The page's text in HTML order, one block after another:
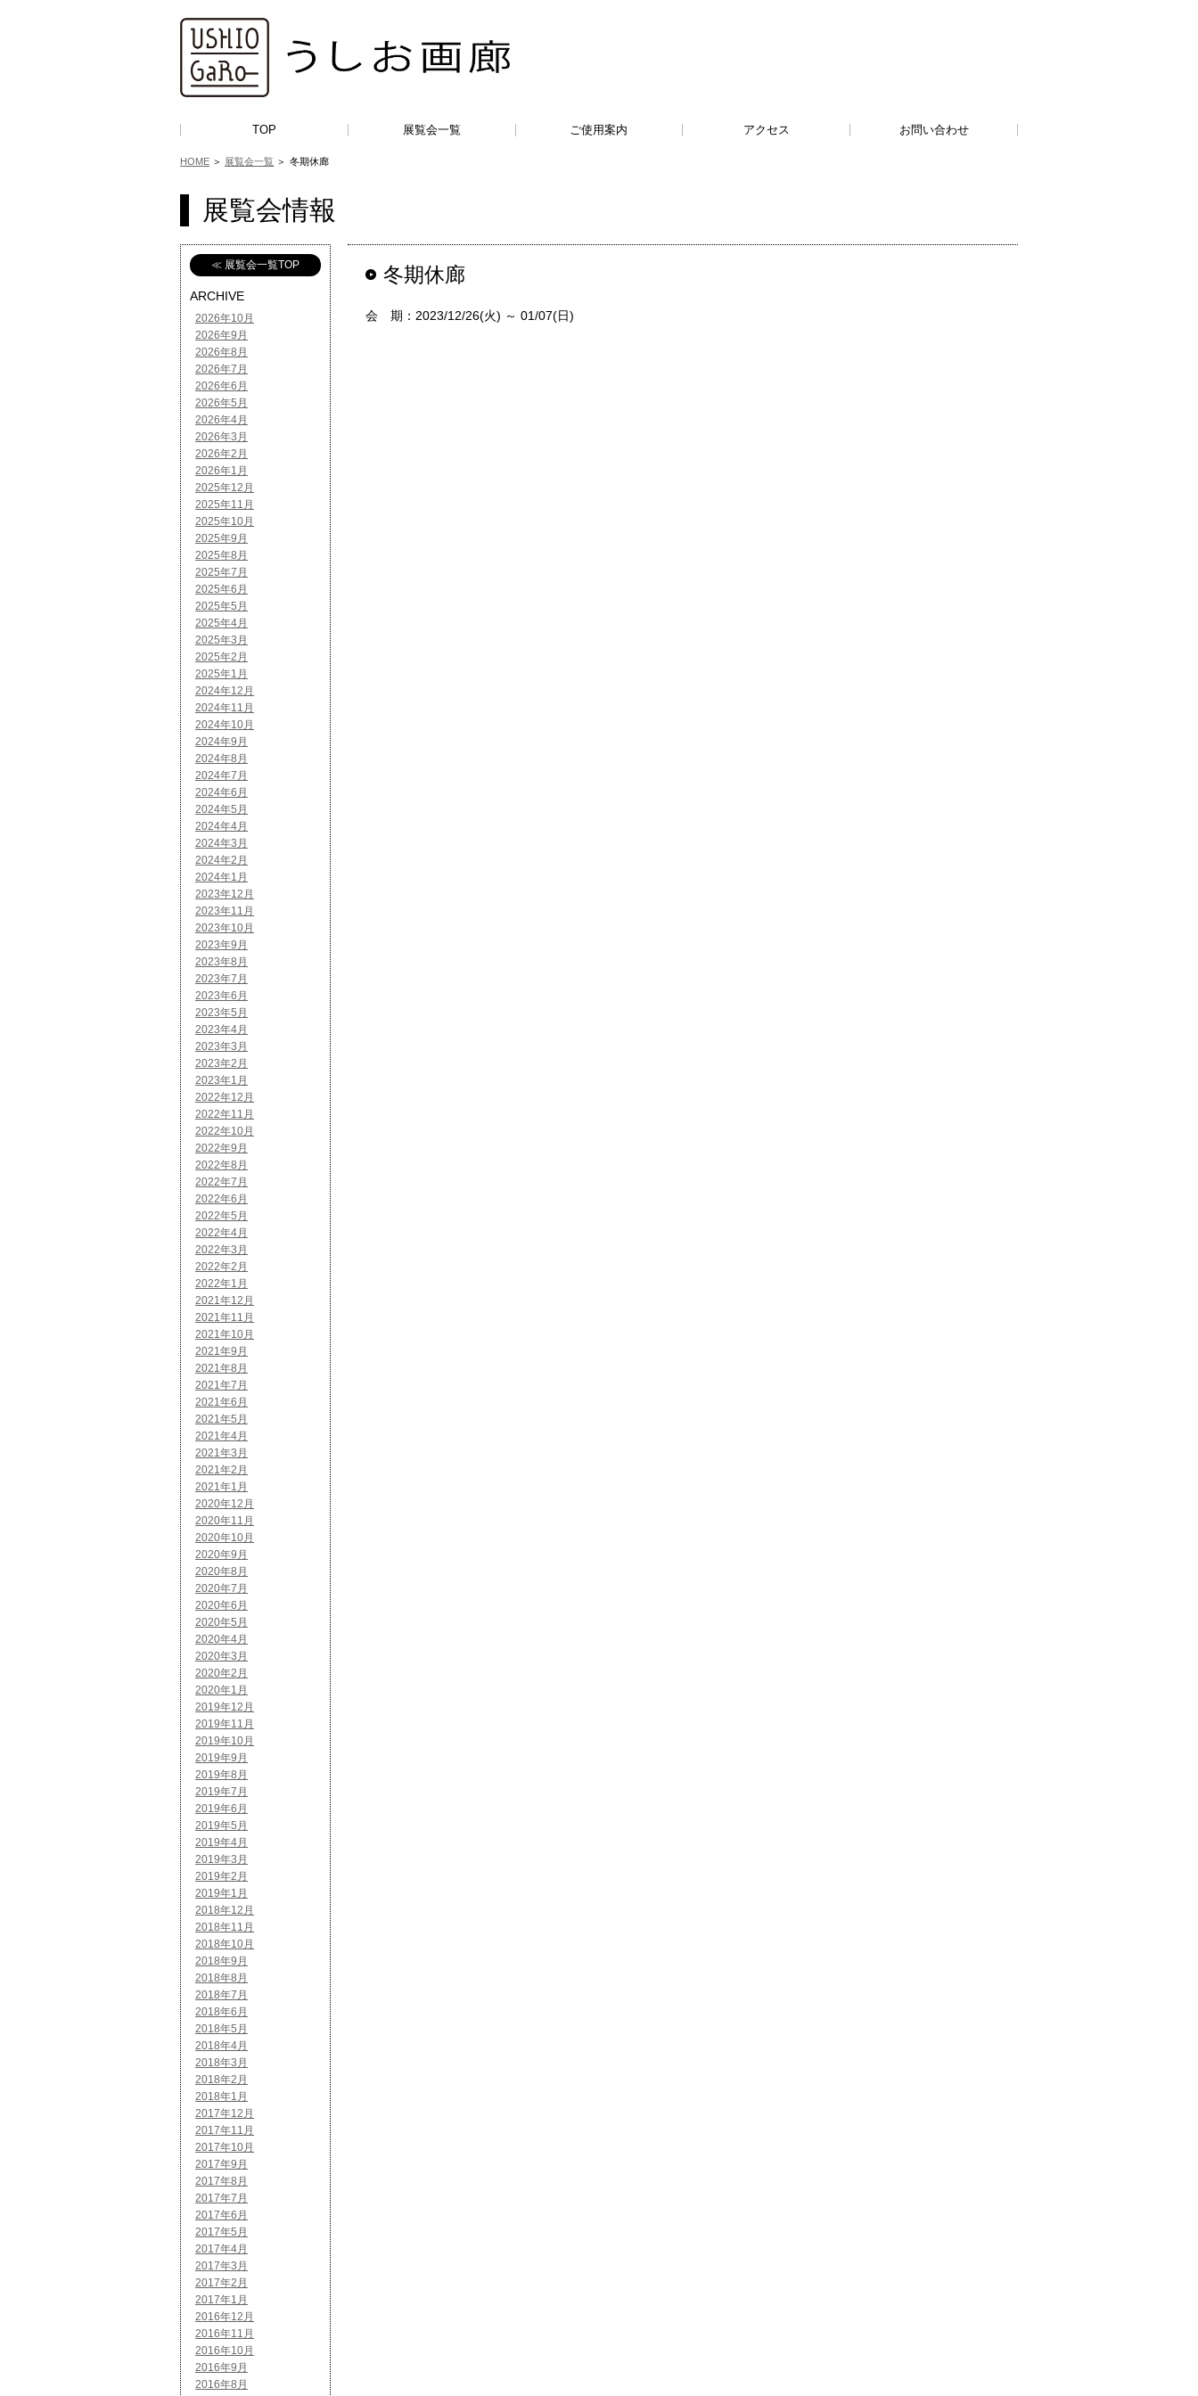
TOP 展覧会一覧 ご使用案内 アクセス お問い合わせ
HOME ＞ 展覧会一覧 ＞ 冬期休廊
展覧会情報
冬期休廊
会 期：2023/12/26(火) ～ 01/07(日)
≪ 展覧会一覧TOP
ARCHIVE
2026年10月
2026年9月
2026年8月
2026年7月
2026年6月
2026年5月
2026年4月
2026年3月
2026年2月
2026年1月
2025年12月
2025年11月
2025年10月
2025年9月
2025年8月
2025年7月
2025年6月
2025年5月
2025年4月
2025年3月
2025年2月
2025年1月
2024年12月
2024年11月
2024年10月
2024年9月
2024年8月
2024年7月
2024年6月
2024年5月
2024年4月
2024年3月
2024年2月
2024年1月
2023年12月
2023年11月
2023年10月
2023年9月
2023年8月
2023年7月
2023年6月
2023年5月
2023年4月
2023年3月
2023年2月
2023年1月
2022年12月
2022年11月
2022年10月
2022年9月
2022年8月
2022年7月
2022年6月
2022年5月
2022年4月
2022年3月
2022年2月
2022年1月
2021年12月
2021年11月
2021年10月
2021年9月
2021年8月
2021年7月
2021年6月
2021年5月
2021年4月
2021年3月
2021年2月
2021年1月
2020年12月
2020年11月
2020年10月
2020年9月
2020年8月
2020年7月
2020年6月
2020年5月
2020年4月
2020年3月
2020年2月
2020年1月
2019年12月
2019年11月
2019年10月
2019年9月
2019年8月
2019年7月
2019年6月
2019年5月
2019年4月
2019年3月
2019年2月
2019年1月
2018年12月
2018年11月
2018年10月
2018年9月
2018年8月
2018年7月
2018年6月
2018年5月
2018年4月
2018年3月
2018年2月
2018年1月
2017年12月
2017年11月
2017年10月
2017年9月
2017年8月
2017年7月
2017年6月
2017年5月
2017年4月
2017年3月
2017年2月
2017年1月
2016年12月
2016年11月
2016年10月
2016年9月
2016年8月